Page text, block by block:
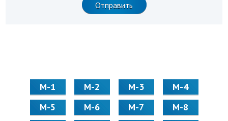
М-1 М-2 М-3
М-4
М-5
М-6 М-7
М-8